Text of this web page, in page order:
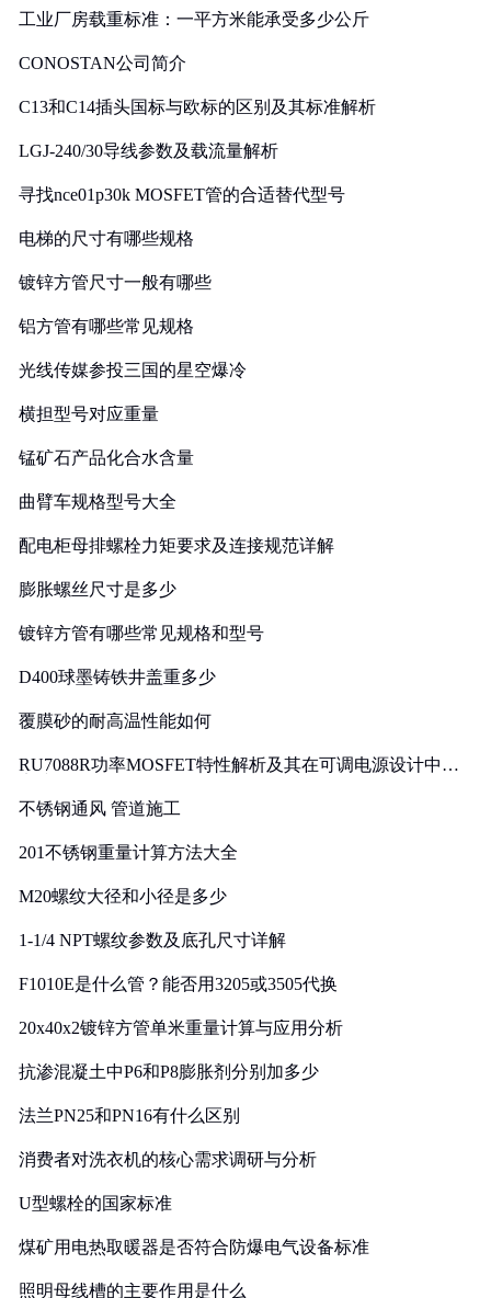
工业厂房载重标准：一平方米能承受多少公斤
CONOSTAN公司简介
C13和C14插头国标与欧标的区别及其标准解析
LGJ-240/30导线参数及载流量解析
寻找nce01p30k MOSFET管的合适替代型号
电梯的尺寸有哪些规格
镀锌方管尺寸一般有哪些
铝方管有哪些常见规格
光线传媒参投三国的星空爆冷
横担型号对应重量
锰矿石产品化合水含量
曲臂车规格型号大全
配电柜母排螺栓力矩要求及连接规范详解
膨胀螺丝尺寸是多少
镀锌方管有哪些常见规格和型号
D400球墨铸铁井盖重多少
覆膜砂的耐高温性能如何
RU7088R功率MOSFET特性解析及其在可调电源设计中的
不锈钢通风 管道施工
201不锈钢重量计算方法大全
M20螺纹大径和小径是多少
1-1/4 NPT螺纹参数及底孔尺寸详解
F1010E是什么管？能否用3205或3505代换
20x40x2镀锌方管单米重量计算与应用分析
抗渗混凝土中P6和P8膨胀剂分别加多少
法兰PN25和PN16有什么区别
消费者对洗衣机的核心需求调研与分析
U型螺栓的国家标准
煤矿用电热取暖器是否符合防爆电气设备标准
照明母线槽的主要作用是什么